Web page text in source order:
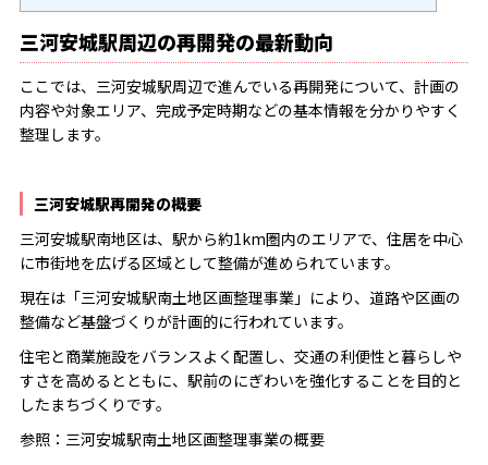
三河安城駅周辺の再開発の最新動向
ここでは、三河安城駅周辺で進んでいる再開発について、計画の
内容や対象エリア、完成予定時期などの基本情報を分かりやすく
整理します。
三河安城駅再開発の概要
三河安城駅南地区は、駅から約1km圏内のエリアで、住居を中心
に市街地を広げる区域として整備が進められています。
現在は「三河安城駅南土地区画整理事業」により、道路や区画の
整備など基盤づくりが計画的に行われています。
住宅と商業施設をバランスよく配置し、交通の利便性と暮らしや
すさを高めるとともに、駅前のにぎわいを強化することを目的と
したまちづくりです。
参照： 三河安城駅南土地区画整理事業の概要